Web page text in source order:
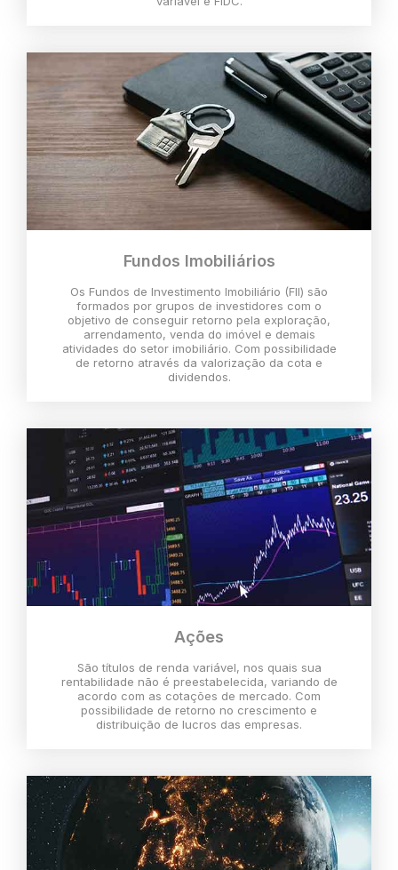
Fundos Imobiliários
Os Fundos de Investimento Imobiliário (FII) são
formados por grupos de investidores com o
objetivo de conseguir retorno pela exploração,
arrendamento, venda do imóvel e demais
atividades do setor imobiliário. Com possibilidade
de retorno através da valorização da cota e
dividendos.
Ações
São títulos de renda variável, nos quais sua
rentabilidade não é preestabelecida, variando de
acordo com as cotações de mercado. Com
possibilidade de retorno no crescimento e
distribuição de lucros das empresas.